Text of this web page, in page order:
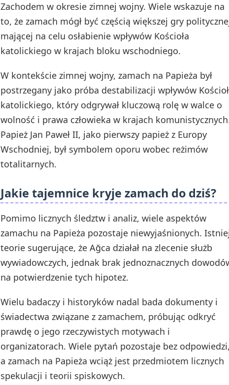
Zachodem w okresie zimnej wojny. Wiele wskazuje na
to, że zamach mógł być częścią większej gry
mającej na celu osłabienie wpływów Kościoła
katolickiego w krajach bloku wschodniego.
W kontekście zimnej wojny, zamach na Papieża był
postrzegany jako próba destabilizacji wpływów
katolickiego, który odgrywał kluczową rolę w walce o
wolność i prawa człowieka w krajach
Papież Jan Paweł II, jako pierwszy papież z Europy
Wschodniej, był symbolem oporu wobec reżimów
totalitarnych.
Jakie tajemnice kryje zamach do dziś?
Pomimo licznych śledztw i analiz, wiele aspektów
zamachu na Papieża pozostaje niewyjaśnionych.
teorie sugerujące, że Ağca działał na zlecenie służb
wywiadowczych, jednak brak jednoznacznych
na potwierdzenie tych hipotez.
Wielu badaczy i historyków nadal bada dokumenty i
świadectwa związane z zamachem, próbując odkryć
prawdę o jego rzeczywistych motywach i
organizatorach. Wiele pytań pozostaje bez
a zamach na Papieża wciąż jest przedmiotem licznych
spekulacji i teorii spiskowych.